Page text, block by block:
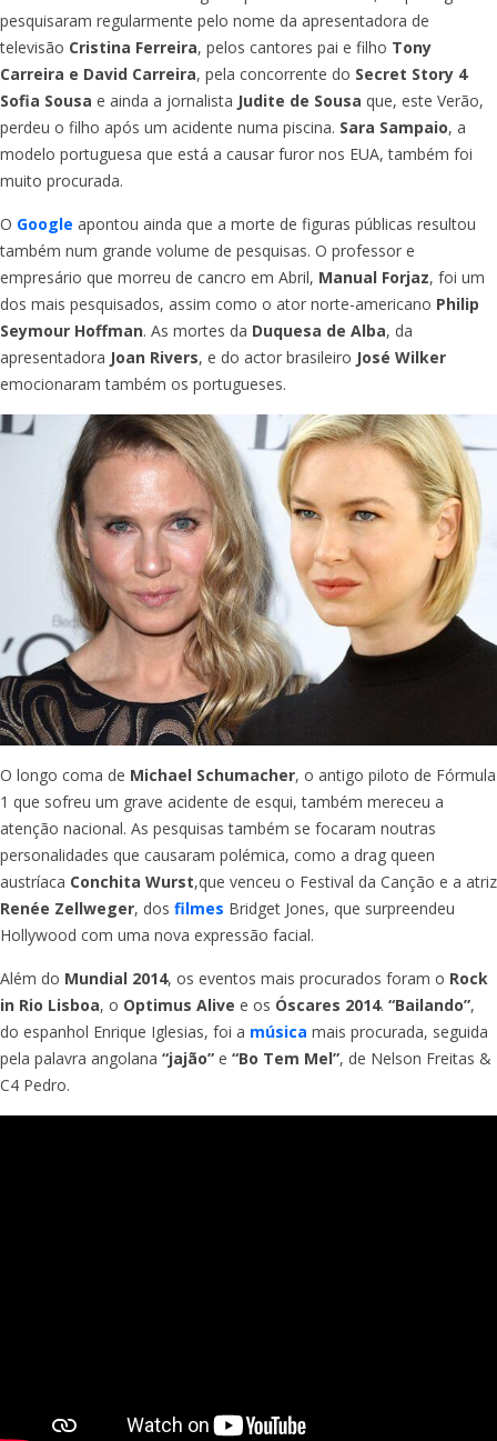
pesquisaram regularmente pelo nome da apresentadora de
televisão Cristina Ferreira, pelos cantores pai e filho Tony
Carreira e David Carreira, pela concorrente do Secret Story 4
Sofia Sousa e ainda a jornalista Judite de Sousa que, este Verão,
perdeu o filho após um acidente numa piscina. Sara Sampaio, a
modelo portuguesa que está a causar furor nos EUA, também foi
muito procurada.
O Google apontou ainda que a morte de figuras públicas resultou
também num grande volume de pesquisas. O professor e
empresário que morreu de cancro em Abril, Manual Forjaz, foi um
dos mais pesquisados, assim como o ator norte-americano Philip
Seymour Hoffman. As mortes da Duquesa de Alba, da
apresentadora Joan Rivers, e do actor brasileiro José Wilker
emocionaram também os portugueses.
O longo coma de Michael Schumacher, o antigo piloto de Fórmula
1 que sofreu um grave acidente de esqui, também mereceu a
atenção nacional. As pesquisas também se focaram noutras
personalidades que causaram polémica, como a drag queen
austríaca Conchita Wurst,que venceu o Festival da Canção e a atriz
Renée Zellweger, dos filmes Bridget Jones, que surpreendeu
Hollywood com uma nova expressão facial.
Além do Mundial 2014, os eventos mais procurados foram o Rock
in Rio Lisboa, o Optimus Alive e os Óscares 2014. “Bailando”,
do espanhol Enrique Iglesias, foi a música mais procurada, seguida
pela palavra angolana “jajão” e “Bo Tem Mel”, de Nelson Freitas &
C4 Pedro.